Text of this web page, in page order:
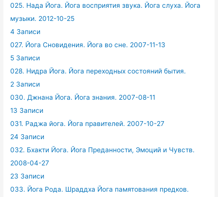
025. Нада Йога. Йога восприятия звука. Йога слуха. Йога
музыки. 2012-10-25
4 Записи
027. Йога Сновидения. Йога во сне. 2007-11-13
5 Записи
028. Нидра Йога. Йога переходных состояний бытия.
2 Записи
030. Джнана Йога. Йога знания. 2007-08-11
13 Записи
031. Раджа йога. Йога правителей. 2007-10-27
24 Записи
032. Бхакти Йога. Йога Преданности, Эмоций и Чувств.
2008-04-27
23 Записи
033. Йога Рода. Шраддха Йога памятования предков.